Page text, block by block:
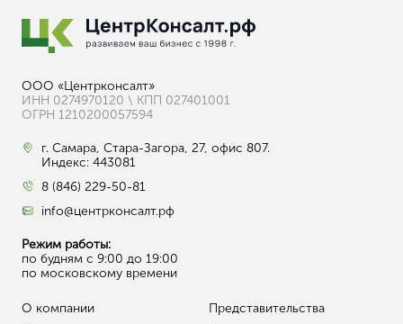
ООО «Центрконсалт»
ИНН 0274970120 \ КПП 027401001
ОГРН 1210200057594
г. Самара, Стара-Загора, 27, офис 807.
Индекс: 443081
8 (846) 229-50-81
info@центрконсалт.рф
Режим работы:
по будням с 9:00 до 19:00
по московскому времени
О компании
Представительства